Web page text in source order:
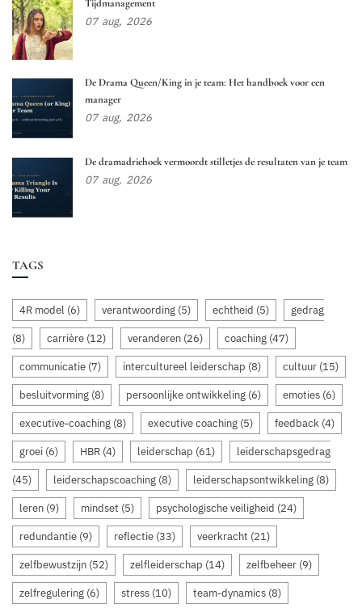
Tijdmanagement
07 aug, 2026
De Drama Queen/King in je team: Het handboek voor een
manager
07 aug, 2026
De dramadriehoek vermoordt stilletjes de resultaten van je team
07 aug, 2026
TAGS
4R model (6) verantwoording (5) echtheid (5) gedrag
(8) carrière (12) veranderen (26) coaching (47)
communicatie (7) intercultureel leiderschap (8) cultuur (15)
besluitvorming (8) persoonlijke ontwikkeling (6) emoties (6)
executive-coaching (8) executive coaching (5) feedback (4)
groei (6) HBR (4) leiderschap (61) leiderschapsgedrag
(45) leiderschapscoaching (8) leiderschapsontwikkeling (8)
leren (9) mindset (5) psychologische veiligheid (24)
redundantie (9) reflectie (33) veerkracht (21)
zelfbewustzijn (52) zelfleiderschap (14) zelfbeheer (9)
zelfregulering (6) stress (10) team-dynamics (8)